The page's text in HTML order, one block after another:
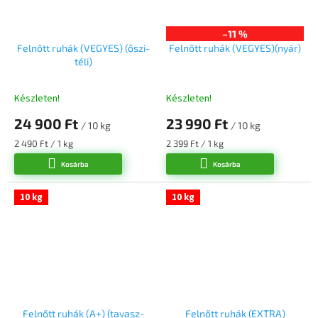
Felnőtt ruhák (VEGYES) (őszi-
téli)
Készleten!
24 900 Ft / 10 kg
Egységár:
2 490 Ft / 1 kg
Kosárba
–11 %
Felnőtt ruhák (VEGYES)(nyár)
Készleten!
23 990 Ft / 10 kg
Egységár:
2 399 Ft / 1 kg
Kosárba
10 kg
Felnőtt ruhák (A+) (tavasz-
10 kg
Felnőtt ruhák (EXTRA)